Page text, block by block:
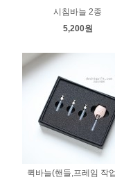
시침바늘 2종
5,200원
퀵바늘(핸들,프레임 작